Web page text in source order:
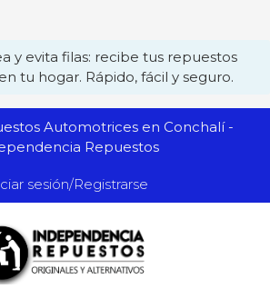
y evita filas: recibe tus repuestos
tu hogar. Rápido, fácil y seguro.
Automotrices en Conchalí -
Repuestos
sesión/Registrarse